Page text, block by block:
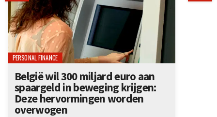
PERSONAL FINANCE
België wil 300 miljard euro aan
spaargeld in beweging krijgen:
Deze hervormingen worden
overwogen